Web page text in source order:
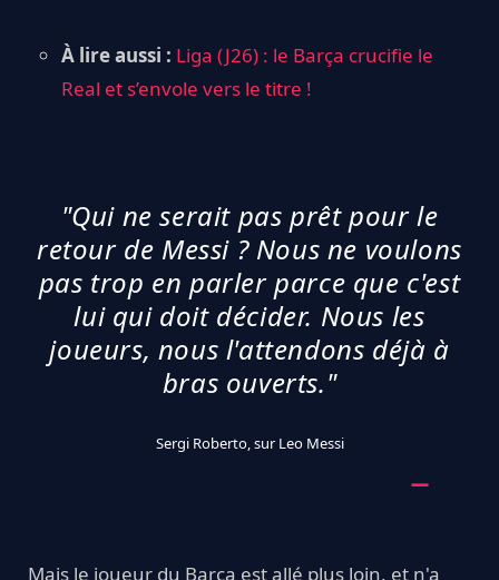
À lire aussi : Liga (J26) : le Barça crucifie le
Real et s’envole vers le titre !
"Qui ne serait pas prêt pour le
retour de Messi ? Nous ne voulons
pas trop en parler parce que c'est
lui qui doit décider. Nous les
joueurs, nous l'attendons déjà à
bras ouverts."
Sergi Roberto, sur Leo Messi
Mais le joueur du Barça est allé plus loin, et n'a